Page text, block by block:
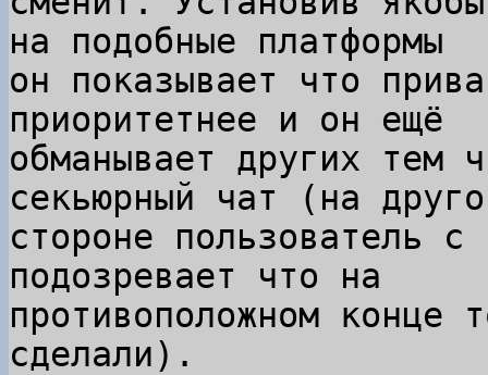
на подобные платформы
он показывает что
приоритетнее и он ещё
обманывает других тем
секьюрный чат (на
стороне пользователь
подозревает что на
противоположном конце
сделали).